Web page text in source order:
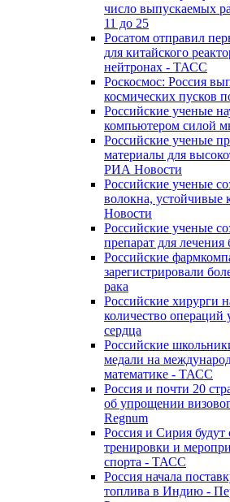
число выпускаемых
11 до 25
Росатом отправил
для китайского
нейтронах - ТАСС
Роскосмос: Россия
космических пусков
Российские ученые
компьютером силой
Российские ученые
материалы для
РИА Новости
Российские ученые
волокна,
Новости
Российские ученые
препарат для лечения
Российские
зарегистрировали
рака
Российские хирурги
количество операций
сердца
Российские
медали на
математике - ТАСС
Россия и почти 20
об упрощении
Regnum
Россия и Сирия будут
тренировки и
спорта - ТАСС
Россия начала
топлива в Индию -